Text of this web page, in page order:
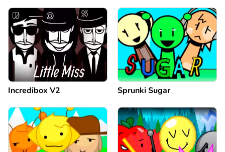
Incredibox V2 Sprunki Sugar